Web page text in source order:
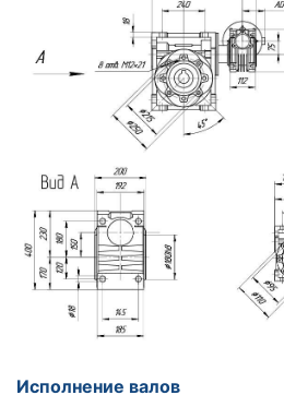
Исполнение валов